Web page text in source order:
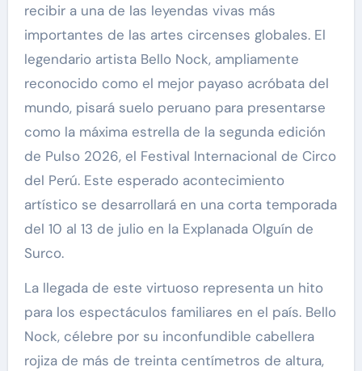
recibir a una de las leyendas vivas más
importantes de las artes circenses globales. El
legendario artista Bello Nock, ampliamente
reconocido como el mejor payaso acróbata del
mundo, pisará suelo peruano para presentarse
como la máxima estrella de la segunda edición
de Pulso 2026, el Festival Internacional de Circo
del Perú. Este esperado acontecimiento
artístico se desarrollará en una corta temporada
del 10 al 13 de julio en la Explanada Olguín de
Surco.
La llegada de este virtuoso representa un hito
para los espectáculos familiares en el país. Bello
Nock, célebre por su inconfundible cabellera
rojiza de más de treinta centímetros de altura,